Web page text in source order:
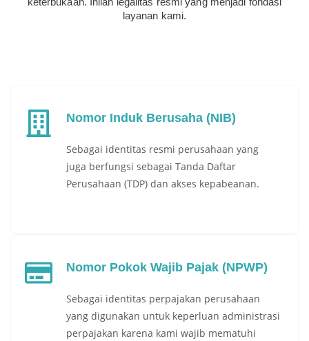
layanan kami.
Nomor Induk Berusaha (NIB)
Sebagai identitas resmi perusahaan yang
juga berfungsi sebagai Tanda Daftar
Perusahaan (TDP) dan akses kepabeanan.
Nomor Pokok Wajib Pajak (NPWP)
Sebagai identitas perpajakan perusahaan
yang digunakan untuk keperluan administrasi
perpajakan karena kami wajib mematuhi